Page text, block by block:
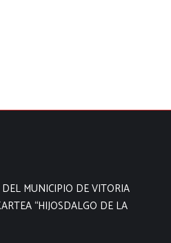
MUNICIPIO DE VITORIA
“HIJOSDALGO DE LA